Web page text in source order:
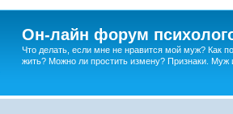
Он-лайн форум
Что делать, если мне не нравится мой муж? Как
жить? Можно ли простить измену? Признаки. Муж